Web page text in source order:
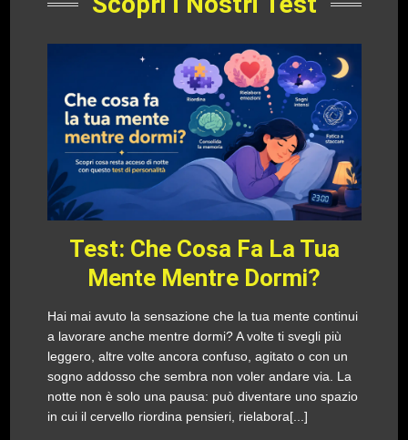
Test: Che Cosa Fa La Tua
Mente Mentre Dormi?
Hai mai avuto la sensazione che la tua mente continui
a lavorare anche mentre dormi? A volte ti svegli più
leggero, altre volte ancora confuso, agitato o con un
sogno addosso che sembra non voler andare via. La
notte non è solo una pausa: può diventare uno spazio
in cui il cervello riordina pensieri, rielabora[...]